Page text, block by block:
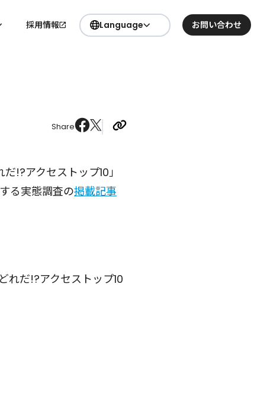
採用情報 Language お問い合わせ
Share
!?アクセストップ10」
る実態調査の掲載記事
れだ!?アクセストップ10